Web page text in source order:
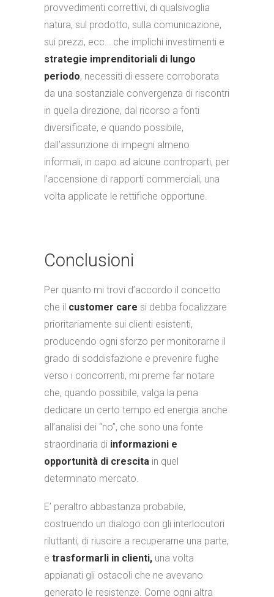
provvedimenti correttivi, di qualsivoglia
natura, sul prodotto, sulla comunicazione,
sui prezzi, ecc… che implichi investimenti e
strategie imprenditoriali di lungo
periodo, necessiti di essere corroborata
da una sostanziale convergenza di riscontri
in quella direzione, dal ricorso a fonti
diversificate, e quando possibile,
dall’assunzione di impegni almeno
informali, in capo ad alcune controparti, per
l’accensione di rapporti commerciali, una
volta applicate le rettifiche opportune.
Conclusioni
Per quanto mi trovi d’accordo il concetto
che il customer care si debba focalizzare
prioritariamente sui clienti esistenti,
producendo ogni sforzo per monitorarne il
grado di soddisfazione e prevenire fughe
verso i concorrenti, mi preme far notare
che, quando possibile, valga la pena
dedicare un certo tempo ed energia anche
all’analisi dei “no”, che sono una fonte
straordinaria di informazioni e
opportunità di crescita in quel
determinato mercato.
E’ peraltro abbastanza probabile,
costruendo un dialogo con gli interlocutori
riluttanti, di riuscire a recuperarne una parte,
e trasformarli in clienti, una volta
appianati gli ostacoli che ne avevano
generato le resistenze. Come ogni altra